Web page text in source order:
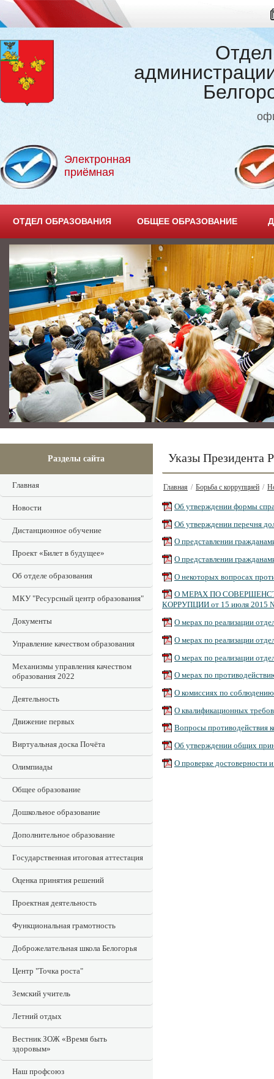
Электронная
приёмная
ОТДЕЛ ОБРАЗОВАНИЯ ОБЩЕЕ ОБРАЗОВАНИЕ
Разделы сайта
Главная
Новости
Дистанционное обучение
Проект «Билет в будущее»
Об отделе образования
МКУ "Ресурсный центр образования"
Документы
Управление качеством образования
Механизмы управления качеством
образования 2022
Деятельность
Движение первых
Виртуальная доска Почёта
Олимпиады
Общее образование
Дошкольное образование
Дополнительное образование
Государственная итоговая аттестация
Оценка принятия решений
Проектная деятельность
Функциональная грамотность
Доброжелательная школа Белогорья
Центр "Точка роста"
Земский учитель
Летний отдых
Вестник ЗОЖ «Время быть
здоровым»
Наш профсоюз
Указы Президента
Главная / Борьба с коррупцией /
Об утверждении формы
Об утверждении перечня
О представлении
О представлении
О некоторых вопросах
О МЕРАХ ПО
КОРРУПЦИИ от 15 июля 2015
О мерах по реализации
О мерах по реализации
О мерах по реализации
О мерах по
О комиссиях по
О квалификационных
Вопросы противодействия
Об утверждении общих
О проверке достоверности